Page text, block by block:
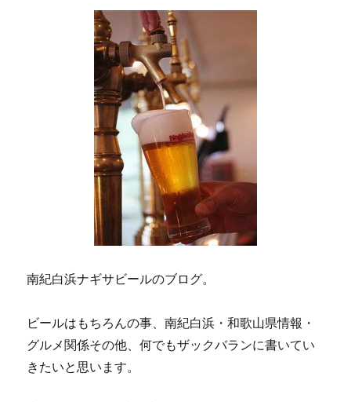
南紀白浜ナギサビールのブログ。
ビールはもちろんの事、南紀白浜・和歌山県情報・
グルメ関係その他、何でもザックバランに書いてい
きたいと思います。